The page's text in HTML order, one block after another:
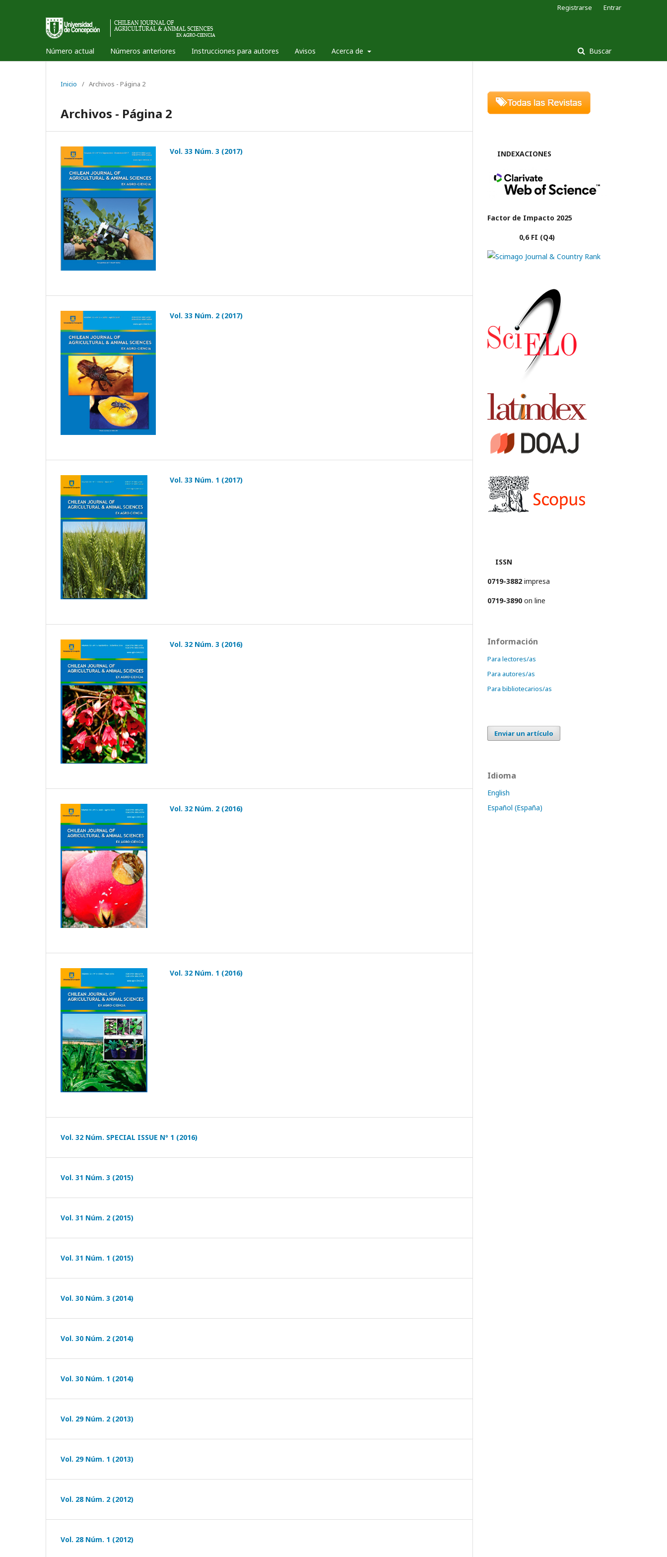
Número actual Números anteriores Instrucciones para autores Avisos Acerca de Buscar
Registrarse Entrar
Inicio / Archivos - Página 2
Archivos - Página 2
Vol. 33 Núm. 3 (2017)
Vol. 33 Núm. 2 (2017)
Vol. 33 Núm. 1 (2017)
Vol. 32 Núm. 3 (2016)
Vol. 32 Núm. 2 (2016)
Vol. 32 Núm. 1 (2016)
Vol. 32 Núm. SPECIAL ISSUE Nº 1 (2016)
Vol. 31 Núm. 3 (2015)
Vol. 31 Núm. 2 (2015)
Vol. 31 Núm. 1 (2015)
Vol. 30 Núm. 3 (2014)
Vol. 30 Núm. 2 (2014)
Vol. 30 Núm. 1 (2014)
Vol. 29 Núm. 2 (2013)
Vol. 29 Núm. 1 (2013)
Vol. 28 Núm. 2 (2012)
Vol. 28 Núm. 1 (2012)
INDEXACIONES
Factor de Impacto 2025
0,6 FI (Q4)
ISSN
0719-3882 impresa
0719-3890 on line
Información
Para lectores/as
Para autores/as
Para bibliotecarios/as
Enviar un artículo
Idioma
English
Español (España)